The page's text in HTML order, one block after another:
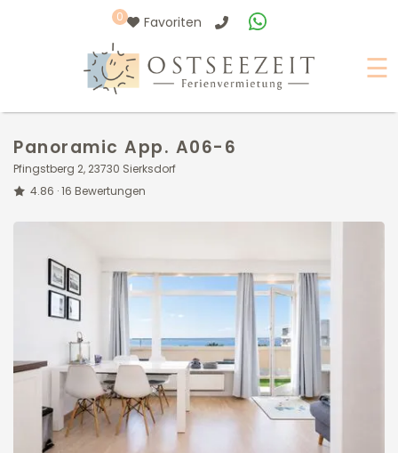
0 Favoriten
☰
Panoramic App. A06-6
Pfingstberg 2, 23730 Sierksdorf
4.86 ·16 Bewertungen